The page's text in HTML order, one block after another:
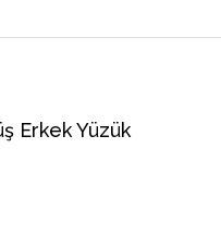
Erkek Yüzük